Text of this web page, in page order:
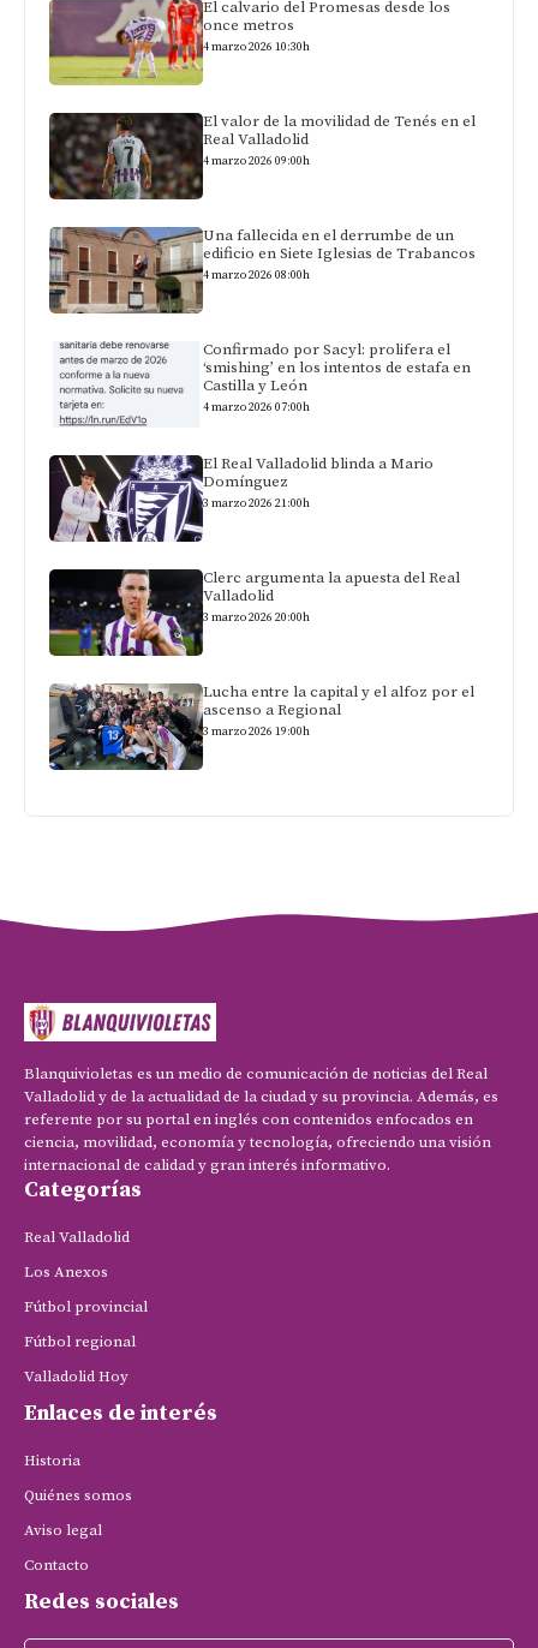
El calvario del Promesas desde los
once metros
4 marzo 2026 10:30h
El valor de la movilidad de Tenés en el
Real Valladolid
4 marzo 2026 09:00h
Una fallecida en el derrumbe de un
edificio en Siete Iglesias de Trabancos
4 marzo 2026 08:00h
Confirmado por Sacyl: prolifera el
‘smishing’ en los intentos de estafa en
Castilla y León
4 marzo 2026 07:00h
El Real Valladolid blinda a Mario
Domínguez
3 marzo 2026 21:00h
Clerc argumenta la apuesta del Real
Valladolid
3 marzo 2026 20:00h
Lucha entre la capital y el alfoz por el
ascenso a Regional
3 marzo 2026 19:00h
Blanquivioletas es un medio de comunicación de noticias del Real
Valladolid y de la actualidad de la ciudad y su provincia. Además, es
referente por su portal en inglés con contenidos enfocados en
ciencia, movilidad, economía y tecnología, ofreciendo una visión
internacional de calidad y gran interés informativo.
Categorías
Real Valladolid
Los Anexos
Fútbol provincial
Fútbol regional
Valladolid Hoy
Enlaces de interés
Historia
Quiénes somos
Aviso legal
Contacto
Redes sociales